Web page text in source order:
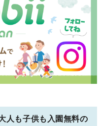
人も子供も入園無料の